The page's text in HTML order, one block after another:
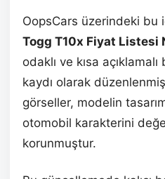
OopsCars üzerindeki bu
Togg T10x Fiyat Listesi
odaklı ve kısa
kaydı olarak
görseller, modelin
otomobil karakterini
korunmuştur.